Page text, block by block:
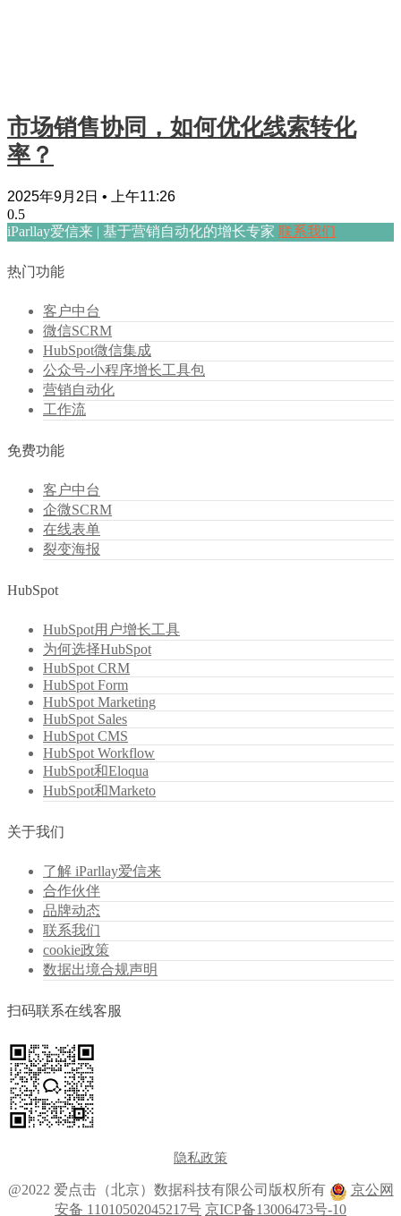
市场销售协同，如何优化线索转化
率？
2025年9月2日 上午11:26
iParllay爱信来 | 基于营销自动化的增长专家 联系我们
热门功能
客户中台
微信SCRM
HubSpot微信集成
公众号-小程序增长工具包
营销自动化
工作流
免费功能
客户中台
企微SCRM
在线表单
裂变海报
HubSpot
HubSpot用户增长工具
为何选择HubSpot
HubSpot CRM
HubSpot Form
HubSpot Marketing
HubSpot Sales
HubSpot CMS
HubSpot Workflow
HubSpot和Eloqua
HubSpot和Marketo
关于我们
了解 iParllay爱信来
合作伙伴
品牌动态
联系我们
cookie政策
数据出境合规声明
扫码联系在线客服
隐私政策
@2022 爱点击（北京）数据科技有限公司版权所有
京公网
安备 11010502045217号 京ICP备13006473号-10